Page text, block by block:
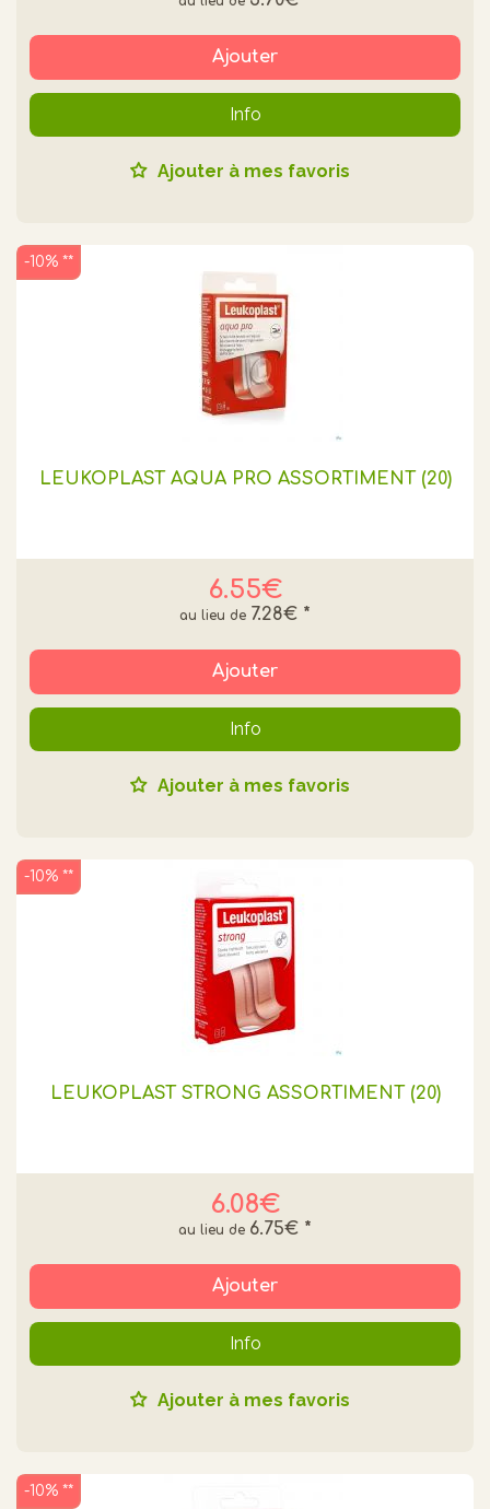
Ajouter
Info
Ajouter à mes favoris
LEUKOPLAST AQUA PRO ASSORTIMENT (20)
6.55€
7.28€ *
-10% **
Ajouter
Info
Ajouter à mes favoris
LEUKOPLAST STRONG ASSORTIMENT (20)
6.08€
6.75€ *
-10% **
Ajouter
Info
Ajouter à mes favoris
-10% **